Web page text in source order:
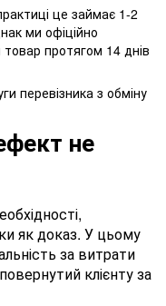
це займає 1-2
ми офіційно
протягом 14 днів
перевізника з обміну
не
як доказ. У цьому
за витрати
клієнту за